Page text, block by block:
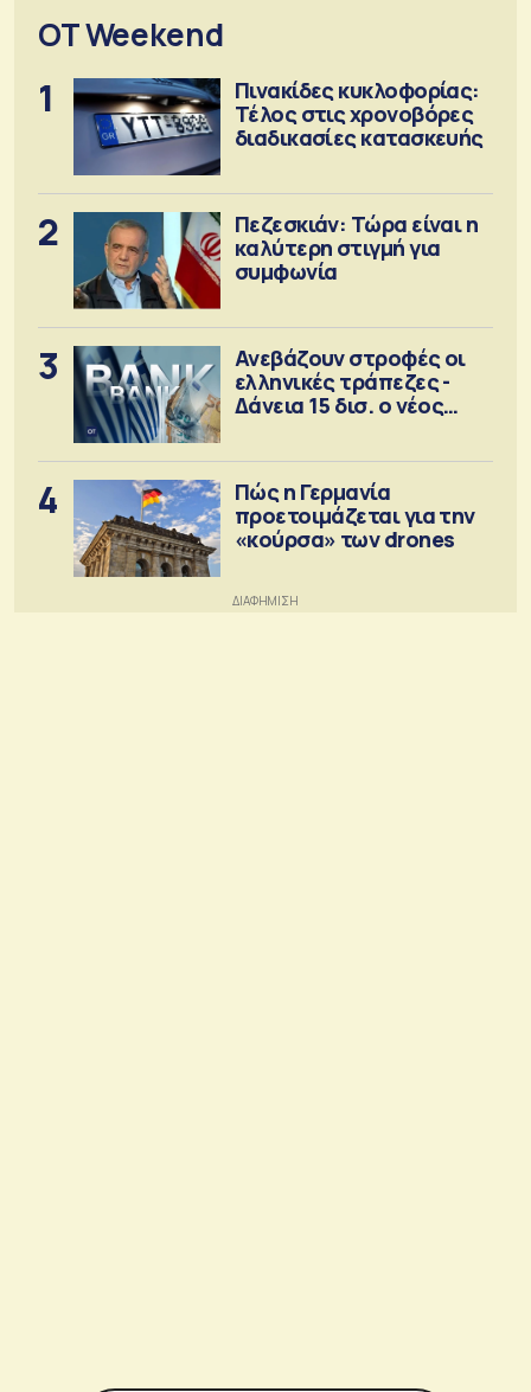
OT Weekend
1
Πινακίδες κυκλοφορίας:
Τέλος στις χρονοβόρες
διαδικασίες κατασκευής
2
Πεζεσκιάν: Τώρα είναι η
καλύτερη στιγμή για
συμφωνία
3
Ανεβάζουν στροφές οι
ελληνικές τράπεζες -
Δάνεια 15 δισ. ο νέος
4
Πώς η Γερμανία
προετοιμάζεται για την
«κούρσα» των drones